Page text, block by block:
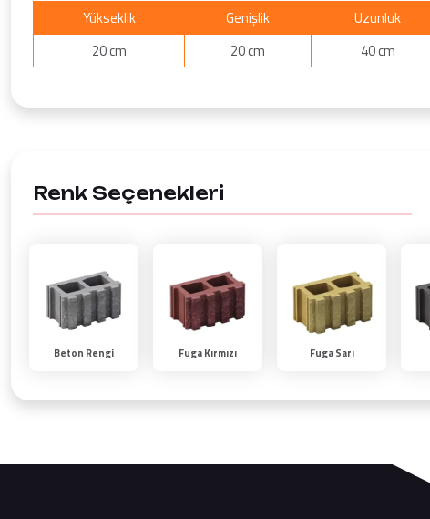
Yükseklik Genişlik Uzunluk
20 cm
20 cm 40 cm
Renk Seçenekleri
Beton Rengi Fuga Kırmızı Fuga Sarı